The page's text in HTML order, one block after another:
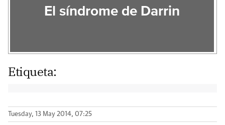
El síndrome de Darrin
Etiqueta:
Tuesday, 13 May 2014, 07:25